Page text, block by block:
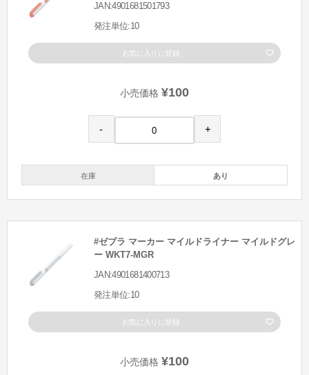
JAN:4901681501793
発注単位:10
お気に入りに登録
小売価格 ¥100
- +
在庫 あり
#ゼブラ マーカー マイルドライナー マイルドグレ
ー WKT7-MGR
JAN:4901681400713
発注単位:10
お気に入りに登録
小売価格 ¥100